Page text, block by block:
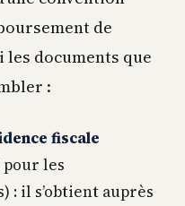
de
les documents que
:
fiscale
les
: il s’obtient auprès